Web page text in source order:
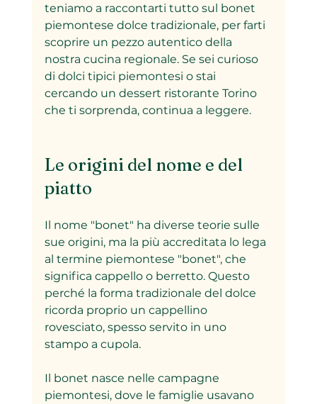
teniamo a raccontarti tutto sul bonet
piemontese dolce tradizionale, per farti
scoprire un pezzo autentico della
nostra cucina regionale. Se sei curioso
di dolci tipici piemontesi o stai
cercando un dessert ristorante Torino
che ti sorprenda, continua a leggere.
Le origini del nome e del
piatto
Il nome "bonet" ha diverse teorie sulle
sue origini, ma la più accreditata lo lega
al termine piemontese "bonet", che
significa cappello o berretto. Questo
perché la forma tradizionale del dolce
ricorda proprio un cappellino
rovesciato, spesso servito in uno
stampo a cupola.
Il bonet nasce nelle campagne
piemontesi, dove le famiglie usavano